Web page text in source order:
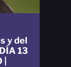
y del
13